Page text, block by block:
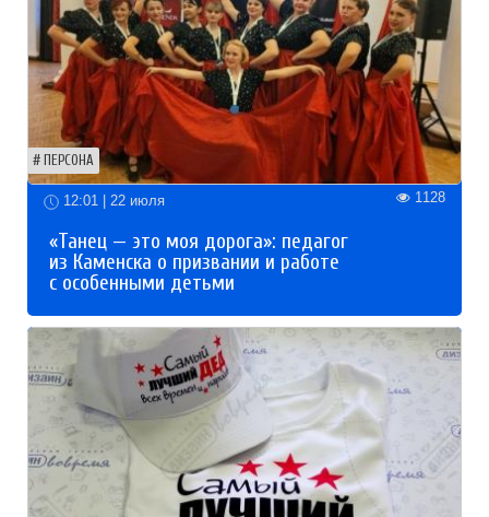
ПЕРСОНА
12:01 | 22 июля 1128
«Танец — это моя дорога»: педагог
из Каменска о призвании и работе
с особенными детьми